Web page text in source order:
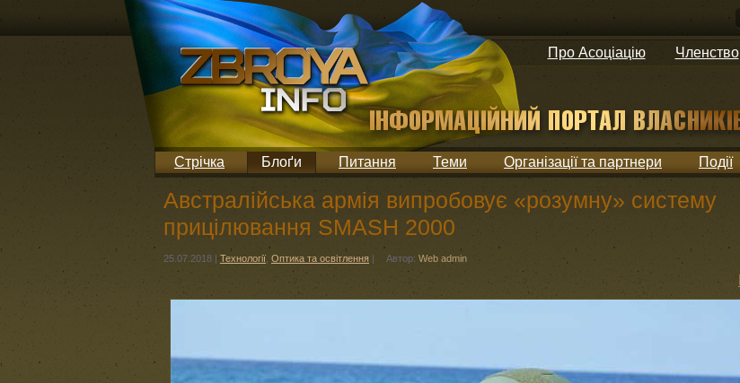
Про Асоціацію Членство
Стрічка Блоґи Питання Теми Організації та партнери Події
Австралійська армія випробовує «розумну» систему
прицілювання SMASH 2000
25.07.2018 | Технології Оптика та освітлення | Автор: Web admin